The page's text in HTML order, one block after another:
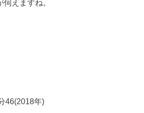
えますね。
46(2018年)